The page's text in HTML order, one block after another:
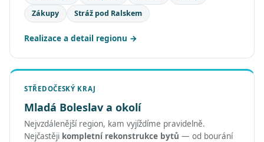
Zákupy
Stráž pod Ralskem
Realizace a detail regionu
STŘEDOČESKÝ KRAJ
Mladá Boleslav a okolí
Nejvzdálenější region, kam vyjíždíme pravidelně.
Nejčastěji kompletní rekonstrukce bytů — od bourání